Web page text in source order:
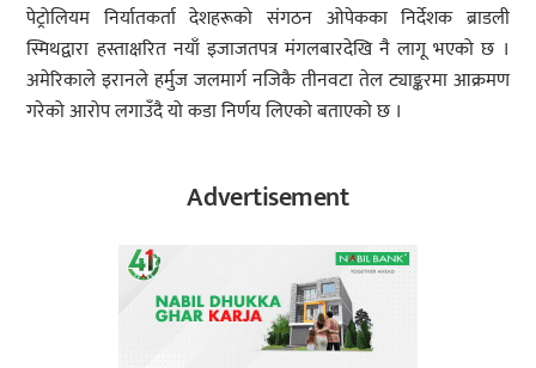
पेट्रोलियम निर्यातकर्ता देशहरूको संगठन ओपेकका निर्देशक ब्राडली
स्मिथद्वारा हस्ताक्षरित नयाँ इजाजतपत्र मंगलबारदेखि नै लागू भएको छ ।
अमेरिकाले इरानले हर्मुज जलमार्ग नजिकै तीनवटा तेल ट्याङ्करमा आक्रमण
गरेको आरोप लगाउँदै यो कडा निर्णय लिएको बताएको छ ।
Advertisement